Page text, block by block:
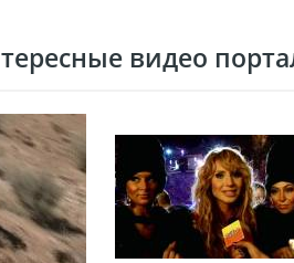
видео